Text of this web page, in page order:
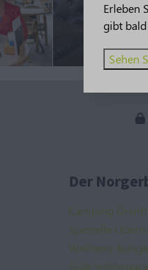
Der
Camping
Spezielle
Wellness-
Gute
Erleben
gibt
Sehen